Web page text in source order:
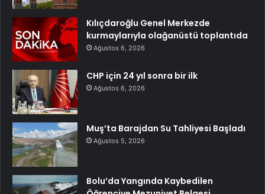
Kılıçdaroğlu Genel Merkezde
kurmaylarıyla olağanüstü toplantıda
Ağustos 6, 2026
CHP için 24 yıl sonra bir ilk
Ağustos 6, 2026
Muş’ta Barajdan Su Tahliyesi Başladı
Ağustos 5, 2026
Bolu’da Yangında Kaybedilen